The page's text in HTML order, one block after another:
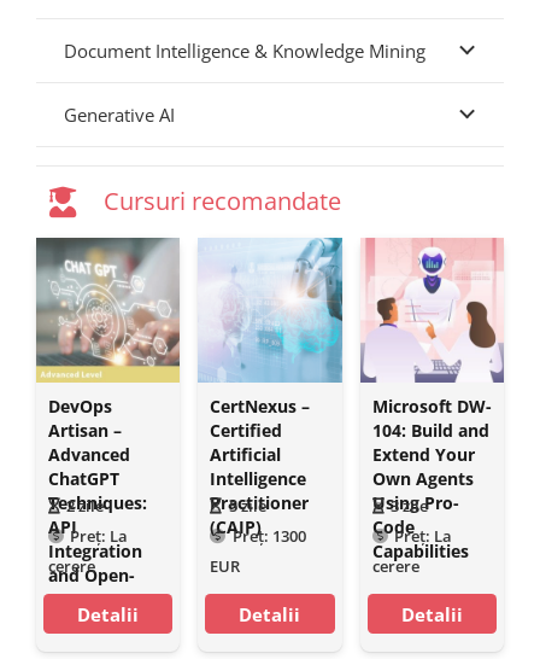
Document Intelligence & Knowledge Mining
Generative AI
Cursuri recomandate
DevOps
Artisan –
Advanced
ChatGPT
Techniques:
API
Integration
and Open-
Source
Solutions
2zile
Preț: La
cerere
Detalii
CertNexus –
Certified
Artificial
Intelligence
Practitioner
(CAIP)
5zile
Preț: 1300
EUR
Detalii
Microsoft DW-
104: Build and
Extend Your
Own Agents
Using Pro-
Code
Capabilities
3zile
Preț: La
cerere
Detalii